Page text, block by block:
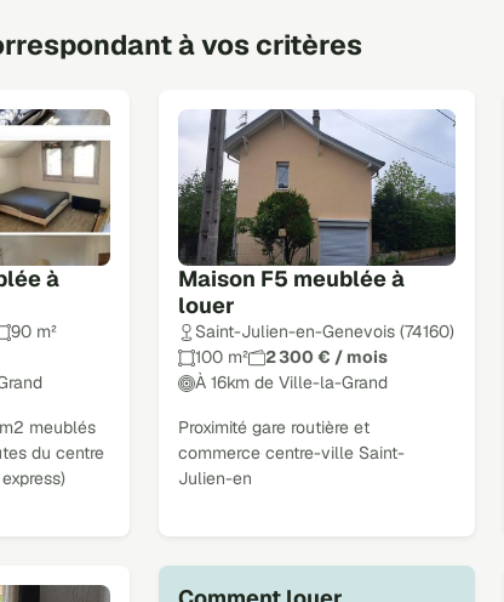
à vos critères
à
90 m²
meublés
du centre
Maison F5 meublée à
louer
Saint-Julien-en-Genevois (74160)
100 m²
2 300 € / mois
À 16km de Ville-la-Grand
Proximité gare routière et
commerce centre-ville Saint-
Julien-en